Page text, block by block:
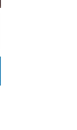
Scuola in chiaro